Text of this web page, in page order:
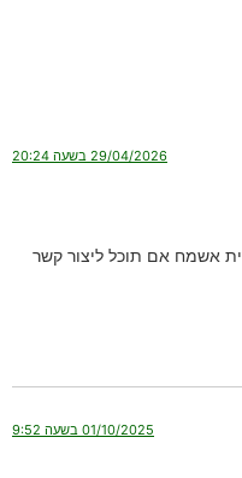
29/04/2026 בשעה 20:24
אשמח אם תוכל ליצור קשר
01/10/2025 בשעה 9:52